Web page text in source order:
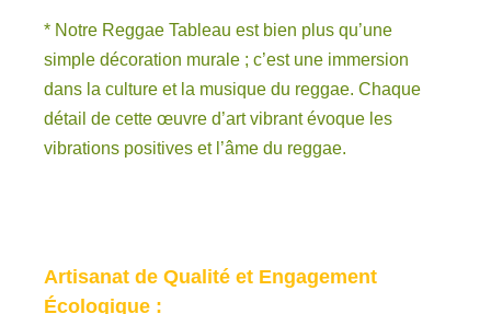
* Notre Reggae Tableau est bien plus qu’une
simple décoration murale ; c’est une immersion
dans la culture et la musique du reggae. Chaque
détail de cette œuvre d’art vibrant évoque les
vibrations positives et l’âme du reggae.
Artisanat de Qualité et Engagement
Écologique :